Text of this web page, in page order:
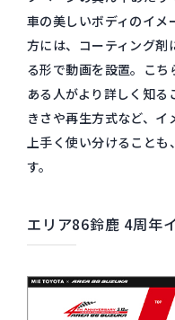
車の美しいボディのイメ
方には、コーティング剤
る形で動画を設置。こ
ある人がより詳しく知
きさや再生方式など、
上手く使い分けること
す。
エリア86鈴鹿 4周年